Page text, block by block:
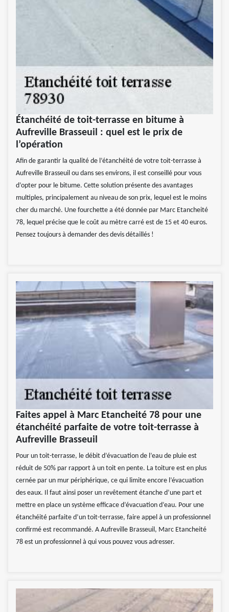
Étanchéité de toit-terrasse en bitume à
Aufreville Brasseuil : quel est le prix de
l’opération
Afin de garantir la qualité de l’étanchéité de votre toit-terrasse à
Aufreville Brasseuil ou dans ses environs, il est conseillé pour vous
d’opter pour le bitume. Cette solution présente des avantages
multiples, principalement au niveau de son prix, lequel est le moins
cher du marché. Une fourchette a été donnée par Marc Etancheité
78, lequel précise que le coût au mètre carré est de 15 et 40 euros.
Pensez toujours à demander des devis détaillés !
Faites appel à Marc Etancheité 78 pour une
étanchéité parfaite de votre toit-terrasse à
Aufreville Brasseuil
Pour un toit-terrasse, le débit d’évacuation de l’eau de pluie est
réduit de 50% par rapport à un toit en pente. La toiture est en plus
cernée par un mur périphérique, ce qui limite encore l’évacuation
des eaux. Il faut ainsi poser un revêtement étanche d’une part et
mettre en place un système efficace d’évacuation d’eau. Pour une
étanchéité parfaite d’un toit-terrasse, faire appel à un professionnel
confirmé est recommandé. A Aufreville Brasseuil, Marc Etancheité
78 est un professionnel à qui vous pouvez vous adresser.